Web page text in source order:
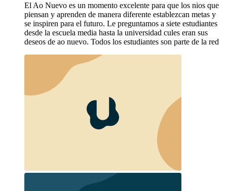
El Ao Nuevo es un momento excelente para que los nios que
piensan y aprenden de manera diferente establezcan metas y
se inspiren para el futuro. Le preguntamos a siete estudiantes
desde la escuela media hasta la universidad cules eran sus
deseos de ao nuevo. Todos los estudiantes son parte de la red